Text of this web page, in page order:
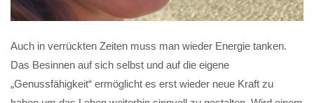
Auch in verrückten Zeiten muss man wieder Energie tanken.
Das Besinnen auf sich selbst und auf die eigene
„Genussfähigkeit“ ermöglicht es erst wieder neue Kraft zu